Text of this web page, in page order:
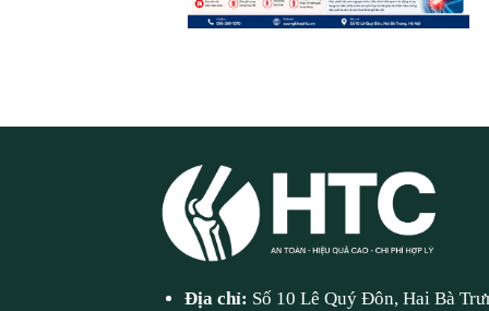
Địa chỉ: Số 10 Lê Quý Đôn, Hai Bà